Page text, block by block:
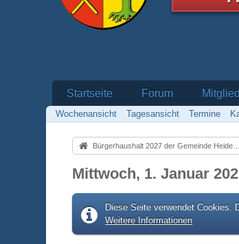
Startseite Forum
Wochenansicht Tagesansicht Termine
Bürgerhaushalt 2027 der Gemeinde Heidenrod
Mittwoch, 1. Januar
Diese Seite verwendet Cookies.
Weitere Informationen